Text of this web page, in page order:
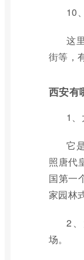
10
这
街等，
西安有
1、
它
照唐代
国第一
家园林
2
场。